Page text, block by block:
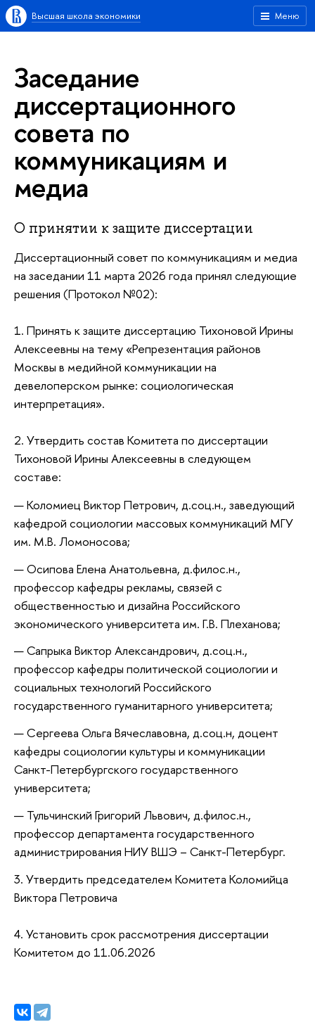
Меню
Высшая школа экономики
Заседание
диссертационного
совета по
коммуникациям и
медиа
О принятии к защите диссертации
Диссертационный совет по коммуникациям и медиа
на заседании 11 марта 2026 года принял следующие
решения (Протокол №02):
1. Принять к защите диссертацию Тихоновой Ирины
Алексеевны на тему «Репрезентация районов
Москвы в медийной коммуникации на
девелоперском рынке: социологическая
интерпретация».
2. Утвердить состав Комитета по диссертации
Тихоновой Ирины Алексеевны в следующем
составе:
Коломиец Виктор Петрович, д.соц.н., заведующий
кафедрой социологии массовых коммуникаций МГУ
им. М.В. Ломоносова;
Осипова Елена Анатольевна, д.филос.н.,
профессор кафедры рекламы, связей с
общественностью и дизайна Российского
экономического университета им. Г.В. Плеханова;
Сапрыка Виктор Александрович, д.соц.н.,
профессор кафедры политической социологии и
социальных технологий Российского
государственного гуманитарного университета;
Сергеева Ольга Вячеславовна, д.соц.н, доцент
кафедры социологии культуры и коммуникации
Санкт-Петербургского государственного
университета;
Тульчинский Григорий Львович, д.филос.н.,
профессор департамента государственного
администрирования НИУ ВШЭ – Санкт-Петербург.
3. Утвердить председателем Комитета Коломийца
Виктора Петровича
4. Установить срок рассмотрения диссертации
Комитетом до 11.06.2026